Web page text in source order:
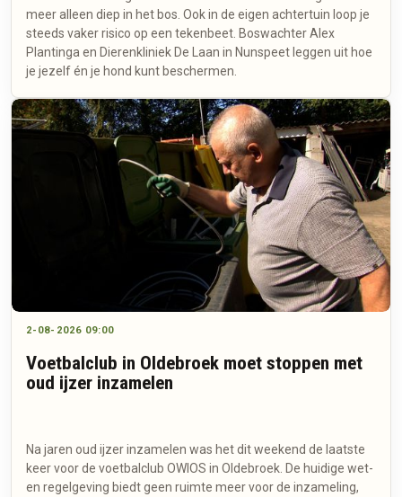
meer alleen diep in het bos. Ook in de eigen achtertuin loop je
steeds vaker risico op een tekenbeet. Boswachter Alex
Plantinga en Dierenkliniek De Laan in Nunspeet leggen uit hoe
je jezelf én je hond kunt beschermen.
2-08-2026 09:00
Voetbalclub in Oldebroek moet stoppen met
oud ijzer inzamelen
Na jaren oud ijzer inzamelen was het dit weekend de laatste
keer voor de voetbalclub OWIOS in Oldebroek. De huidige wet-
en regelgeving biedt geen ruimte meer voor de inzameling,